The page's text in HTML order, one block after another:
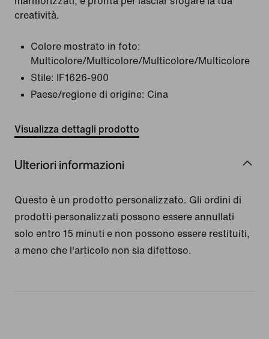
creatività.
Colore mostrato in foto:
Multicolore/Multicolore/Multicolore/Multicolore
Stile:
IF1626-900
Paese/regione di origine: Cina
Visualizza dettagli prodotto
Ulteriori informazioni
Questo è un prodotto personalizzato. Gli ordini di
prodotti personalizzati possono essere annullati
solo entro 15 minuti e non possono essere restituiti,
a meno che l'articolo non sia difettoso.